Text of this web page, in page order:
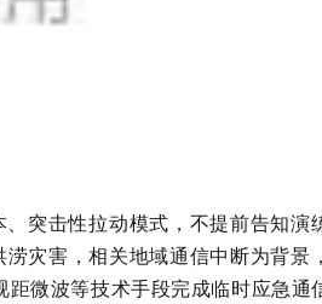
突击性拉动模式，不提前告知演
涝灾害，相关地域通信中断为背景
距微波等技术手段完成临时应急通